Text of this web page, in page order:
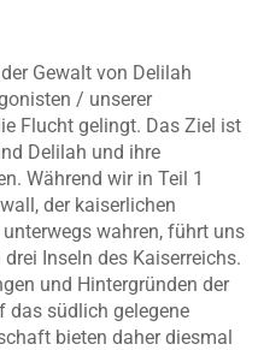
Gewalt von Delilah
/ unserer
Flucht gelingt. Das Ziel ist
Delilah und ihre
Während wir in Teil 1
der kaiserlichen
wahren, führt uns
Inseln des Kaiserreichs.
und Hintergründen der
das südlich gelegene
bieten daher diesmal